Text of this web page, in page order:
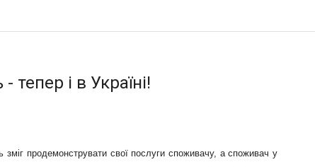
і в Україні!
продемонструвати свої послуги споживачу, а споживач у